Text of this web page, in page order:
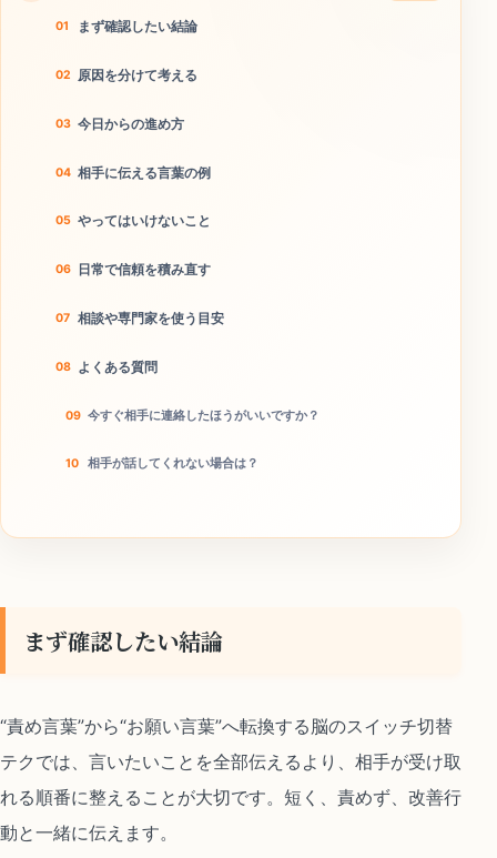
まず確認したい結論
原因を分けて考える
今日からの進め方
相手に伝える言葉の例
やってはいけないこと
日常で信頼を積み直す
相談や専門家を使う目安
よくある質問
今すぐ相手に連絡したほうがいいですか？
相手が話してくれない場合は？
まず確認したい結論
“責め言葉”から“お願い言葉”へ転換する脳のスイッチ切替
テクでは、言いたいことを全部伝えるより、相手が受け取
れる順番に整えることが大切です。短く、責めず、改善行
動と一緒に伝えます。